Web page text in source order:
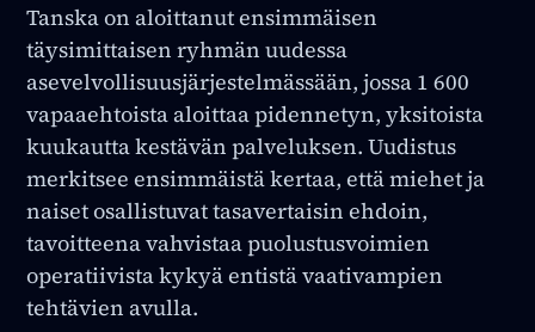
Tanska on aloittanut ensimmäisen
täysimittaisen ryhmän uudessa
asevelvollisuusjärjestelmässään, jossa 1 600
vapaaehtoista aloittaa pidennetyn, yksitoista
kuukautta kestävän palveluksen. Uudistus
merkitsee ensimmäistä kertaa, että miehet ja
naiset osallistuvat tasavertaisin ehdoin,
tavoitteena vahvistaa puolustusvoimien
operatiivista kykyä entistä vaativampien
tehtävien avulla.